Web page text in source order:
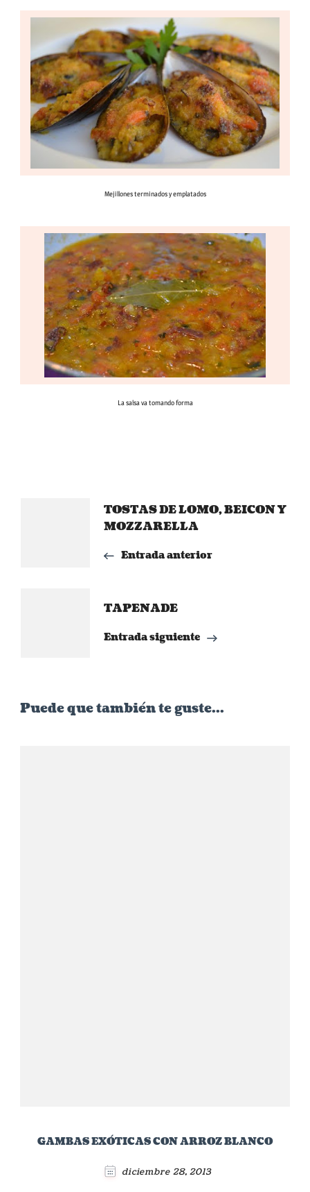
Mejillones terminados y emplatados
La salsa va tomando forma
NavegaciónTOSTAS DE LOMO, BEICON Y
MOZZARELLA
Entrada anterior
TAPENADE
Entrada siguiente
Puede que también te guste...
GAMBAS EXÓTICAS CON ARROZ BLANCO
diciembre 28, 2013